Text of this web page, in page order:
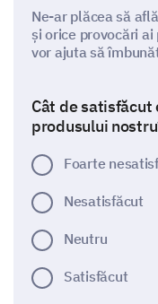
Ne-ar plăcea să
și orice provocări
vor ajuta să
Cât de
produsului
Foarte
Nesatisfăcut
Neutru
Satisfăcut